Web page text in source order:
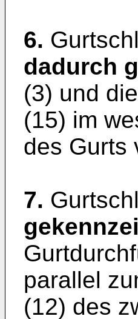
6.
dadurch
(3) und
(15) im
des Gurts
7.
parallel
(12) des